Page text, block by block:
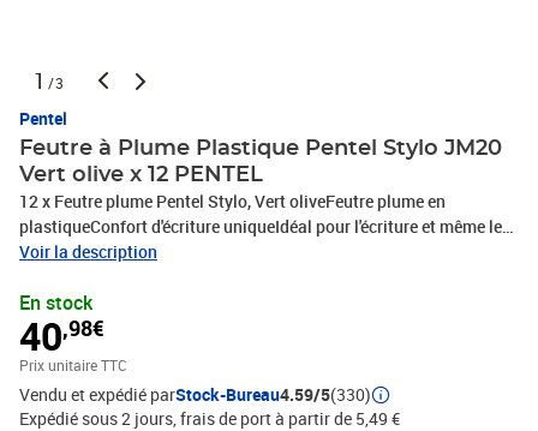
1 /3
Pentel
Feutre à Plume Plastique Pentel Stylo JM20
Vert olive x 12 PENTEL
12 x Feutre plume Pentel Stylo, Vert oliveFeutre plume en
plastiqueConfort d'écriture uniqueIdéal pour l'écriture et même le
dessinTrait fin à épaisCouleur de l'encre : vert olive, PHOTOS NON
Voir la description
En stock
40,98€
Prix unitaire TTC
Vendu et expédié parStock-Bureau4.59/5(330)
Expédié sous 2 jours, frais de port à partir de 5,49 €